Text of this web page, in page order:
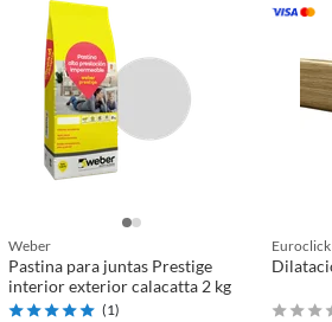
Weber
Pastina para juntas Prestige
interior exterior calacatta 2 kg
(1)
Euroclick